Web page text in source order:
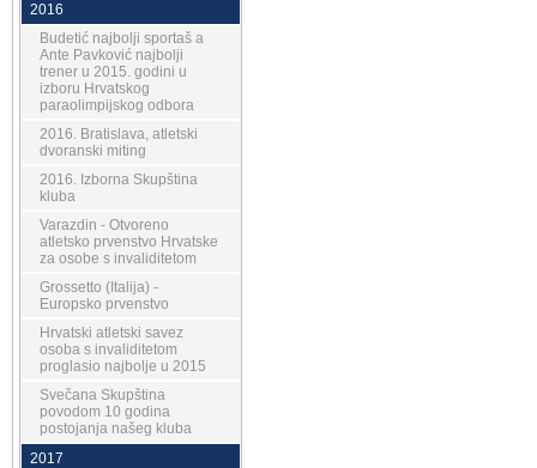
2016
Budetić najbolji sportaš a
Ante Pavković najbolji
trener u 2015. godini u
izboru Hrvatskog
paraolimpijskog odbora
2016. Bratislava, atletski
dvoranski miting
2016. Izborna Skupština
kluba
Varazdin - Otvoreno
atletsko prvenstvo Hrvatske
za osobe s invaliditetom
Grossetto (Italija) -
Europsko prvenstvo
Hrvatski atletski savez
osoba s invaliditetom
proglasio najbolje u 2015
Svečana Skupština
povodom 10 godina
postojanja našeg kluba
2017